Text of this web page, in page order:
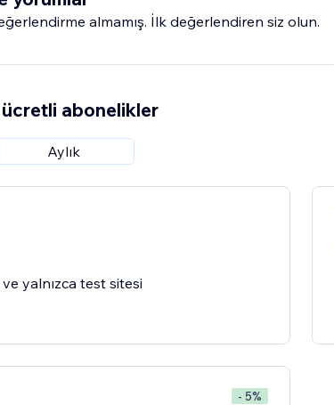
almamış. İlk değerlendiren siz olun.
ücretli abonelikler
Aylık
yalnızca test sitesi
- 5%